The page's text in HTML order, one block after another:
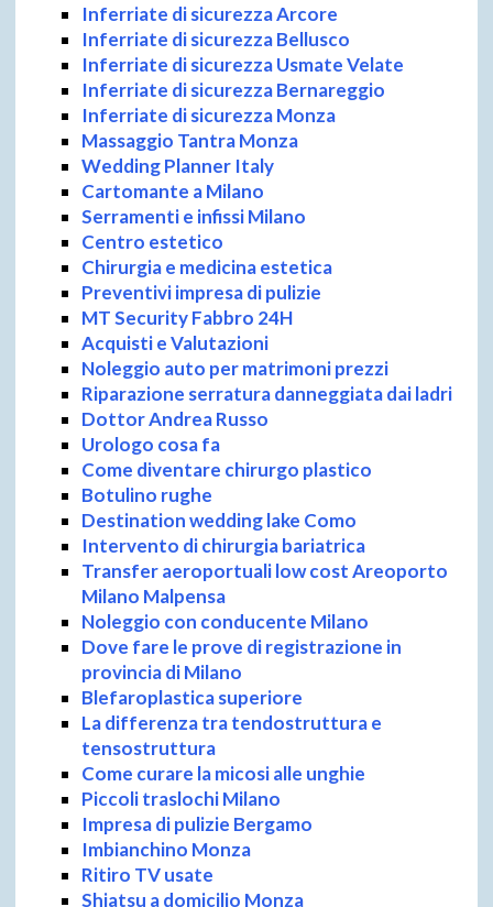
Inferriate di sicurezza Arcore
Inferriate di sicurezza Bellusco
Inferriate di sicurezza Usmate Velate
Inferriate di sicurezza Bernareggio
Inferriate di sicurezza Monza
Massaggio Tantra Monza
Wedding Planner Italy
Cartomante a Milano
Serramenti e infissi Milano
Centro estetico
Chirurgia e medicina estetica
Preventivi impresa di pulizie
MT Security Fabbro 24H
Acquisti e Valutazioni
Noleggio auto per matrimoni prezzi
Riparazione serratura danneggiata dai ladri
Dottor Andrea Russo
Urologo cosa fa
Come diventare chirurgo plastico
Botulino rughe
Destination wedding lake Como
Intervento di chirurgia bariatrica
Transfer aeroportuali low cost Areoporto
Milano Malpensa
Noleggio con conducente Milano
Dove fare le prove di registrazione in
provincia di Milano
Blefaroplastica superiore
La differenza tra tendostruttura e
tensostruttura
Come curare la micosi alle unghie
Piccoli traslochi Milano
Impresa di pulizie Bergamo
Imbianchino Monza
Ritiro TV usate
Shiatsu a domicilio Monza